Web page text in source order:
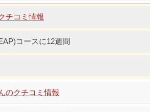
チコミ情報
コースに12週間
のクチコミ情報